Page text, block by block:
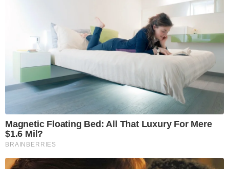
Magnetic Floating Bed: All That Luxury For Mere
$1.6 Mil?
BRAINBERRIES